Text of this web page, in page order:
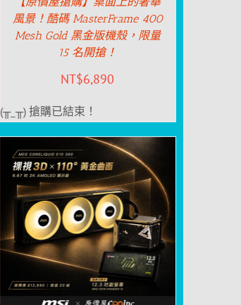
風景！酷碼 MasterFrame 400
Mesh Gold 黑金版機殼，限量
15 名開搶！
NT$6,890
(╥_╥) 搶購已結束！